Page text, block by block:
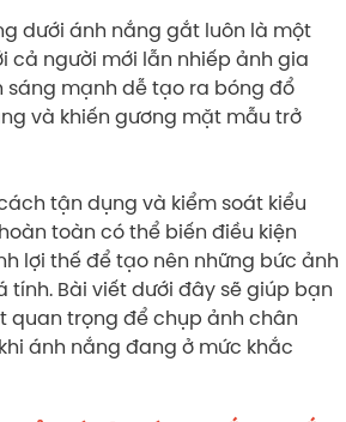
dưới ánh nắng gắt luôn là một
cả người mới lẫn nhiếp ảnh gia
sáng mạnh dễ tạo ra bóng đổ
và khiến gương mặt mẫu trở
tận dụng và kiểm soát kiểu
toàn có thể biến điều kiện
lợi thế để tạo nên những bức ảnh
tính. Bài viết dưới đây sẽ giúp bạn
quan trọng để chụp ảnh chân
ánh nắng đang ở mức khắc